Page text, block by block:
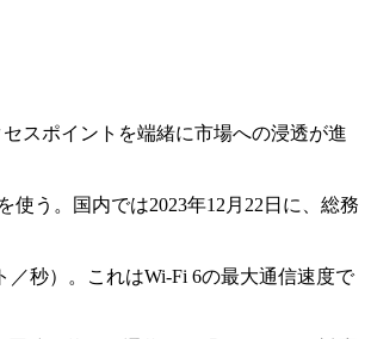
スポイントを端緒に市場への浸透が進
う。国内では2023年12月22日に、総務
／秒）。これはWi-Fi 6の最大通信速度で